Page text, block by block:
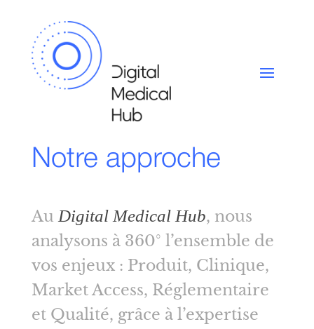
Notre approche
AuDigital Medical Hub, nous
analysons à 360° l’ensemble de
vos enjeux : Produit, Clinique,
Market Access, Réglementaire
et Qualité, grâce à l’expertise